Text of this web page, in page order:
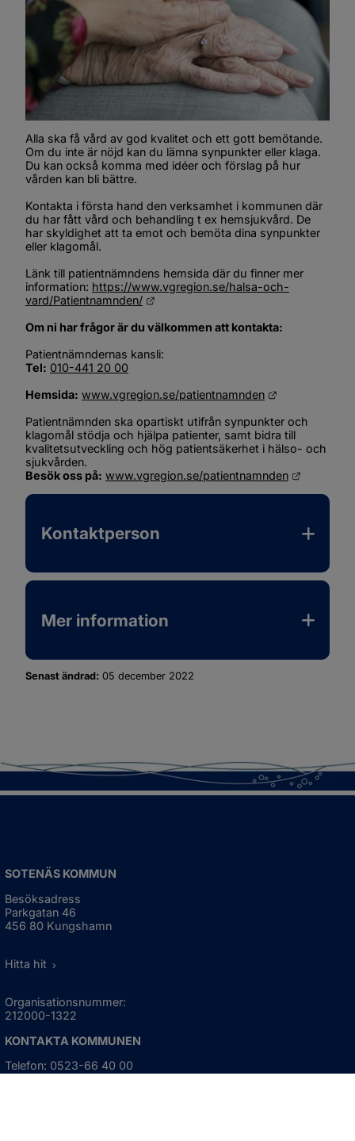
Alla ska få vård av god kvalitet och ett gott bemötande.
Om du inte är nöjd kan du lämna synpunkter eller klaga.
Du kan också komma med idéer och förslag på hur
vården kan bli bättre.
Kontakta i första hand den verksamhet i kommunen där
du har fått vård och behandling t ex hemsjukvård. De
har skyldighet att ta emot och bemöta dina synpunkter
eller klagomål.
Länk till patientnämndens hemsida där du finner mer
information: https://www.vgregion.se/halsa-och-
vard/Patientnamnden/
Om ni har frågor är du välkommen att kontakta:
Patientnämndernas kansli:
Tel: 010-441 20 00
Hemsida: www.vgregion.se/patientnamnden
Patientnämnden ska opartiskt utifrån synpunkter och
klagomål stödja och hjälpa patienter, samt bidra till
kvalitetsutveckling och hög patientsäkerhet i hälso- och
sjukvården.
Besök oss på: www.vgregion.se/patientnamnden
Kontaktperson
Mer information
Senast ändrad: 05 december 2022
SOTENÄS KOMMUN
Besöksadress
Parkgatan 46
456 80 Kungshamn
Hitta hit
Organisationsnummer:
212000-1322
KONTAKTA KOMMUNEN
Telefon: 0523-66 40 00